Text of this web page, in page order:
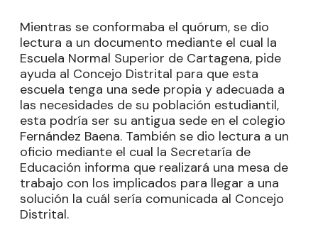
Mientras se conformaba el quórum, se dio
lectura a un documento mediante el cual la
Escuela Normal Superior de Cartagena, pide
ayuda al Concejo Distrital para que esta
escuela tenga una sede propia y adecuada a
las necesidades de su población estudiantil,
esta podría ser su antigua sede en el colegio
Fernández Baena. También se dio lectura a un
oficio mediante el cual la Secretaría de
Educación informa que realizará una mesa de
trabajo con los implicados para llegar a una
solución la cuál sería comunicada al Concejo
Distrital.